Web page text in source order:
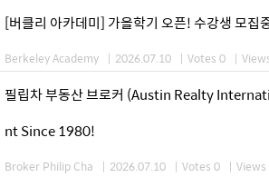
[버클리 아카데미] 가을학기 오픈! 수강생 모집
Berkeley Academy | 2026.07.10 | Votes 0 |
필립차 부동산 브로커 (Austin Realty
nt Since 1980!
Broker Philip Cha | 2026.07.10 | Votes 0 | Views